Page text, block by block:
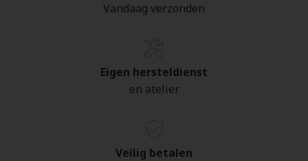
Vandaag verzonden
Eigen hersteldienst
en atelier
Veilig betalen